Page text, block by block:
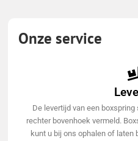
Onze service
De levertijd van een
rechter bovenhoek vermeld.
kunt u bij ons ophalen of laten